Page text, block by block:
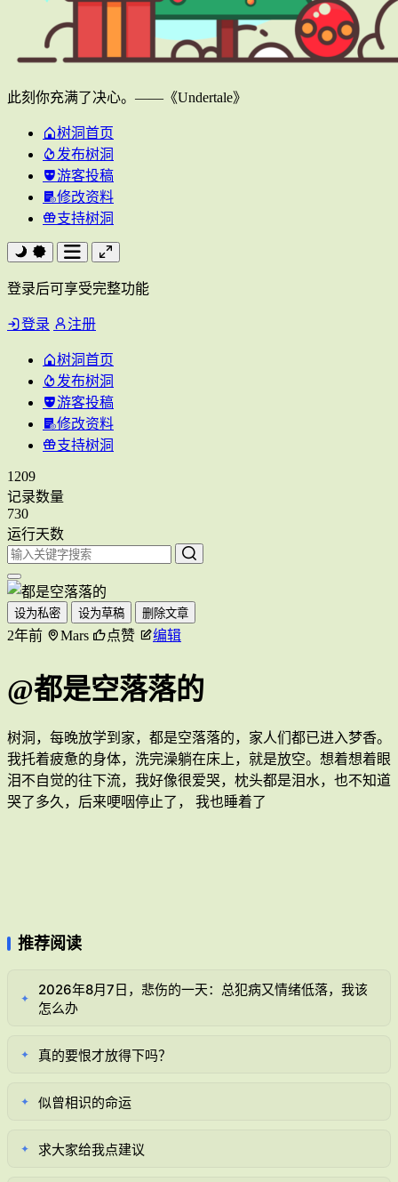
此刻你充满了决心。——《Undertale》
树洞首页
发布树洞
游客投稿
修改资料
支持树洞
登录后可享受完整功能
登录 注册
树洞首页
发布树洞
游客投稿
修改资料
支持树洞
1209
记录数量
730
运行天数
设为私密 设为草稿 删除文章
2年前 Mars 点赞 编辑
@都是空落落的
树洞，每晚放学到家，都是空落落的，家人们都已进入梦香。
我托着疲惫的身体，洗完澡躺在床上，就是放空。想着想着眼
泪不自觉的往下流，我好像很爱哭，枕头都是泪水，也不知道
哭了多久，后来哽咽停止了， 我也睡着了
推荐阅读
✦
2026年8月7日，悲伤的一天：总犯病又情绪低落，我该
怎么办
✦ 真的要恨才放得下吗？
✦ 似曾相识的命运
✦ 求大家给我点建议